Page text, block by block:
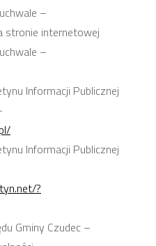
–
stronie internetowej
–
Informacji Publicznej
Informacji Publicznej
?
Gminy Czudec –